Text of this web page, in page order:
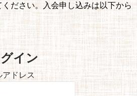
ださい。入会申し込みは以下から
イン
アドレス